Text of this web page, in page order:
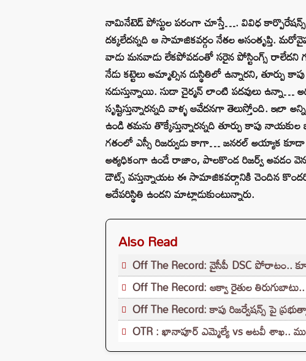
నామినేటెడ్‌ పోస్టుల పరంగా చూస్తే…. వివిధ కార్పొరేషన్స్‌లో
దక్కలేదన్నది ఆ సామాజికవర్గం నేతల అసంతృప్తి.
వాడు మనవాడు లేకపోవడంతో సరైన పోస్టింగ్స్‌ రాలేదని
నేడు కట్టెలు అమ్మాల్సిన దుస్థితిలో ఉన్నారని, తూర్పు
నడుస్తున్నాయి. సుడా చైర్మన్ లాంటి పదవులు
సృష్టిస్తున్నారన్నది వాళ్ళ ఆవేదనగా తెలుస్తోంది. ఇలా
ఉండి తమను తొక్కేస్తున్నారన్నది తూర్పు కాపు
గతంలో ఎస్సీ రిజర్వుడు కాగా… జనరల్‌ అయ్యాక
అత్యధికంగా ఉండే రాజాం, పాలకొండ రిజర్వ్‌ అవడం
డౌట్స్‌ వస్తున్నాయట ఈ సామాజికవర్గానికి చెందిన
అదేపరిస్థితి ఉందని మాట్లాడుకుంటున్నారు.
Also Read
Off The Record: వైసీపీ DSC పోరాటం..
Off The Record: ఆక్వా రైతుల
Off The Record: కాపు రిజర్వేషన్స్ పై
OTR : ఖానాపూర్ ఎమ్మెల్యే vs అటవీ శాఖ..